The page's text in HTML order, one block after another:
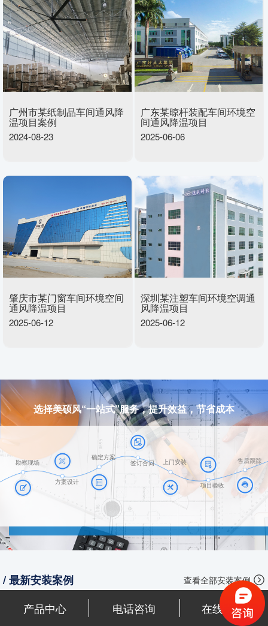
广州市某纸制品车间通风降
温项目案例
2024-08-23
广东某晾杆装配车间环境空
间通风降温项目
2025-06-06
肇庆市某门窗车间环境空间
通风降温项目
2025-06-12
深圳某注塑车间环境空调通
风降温项目
2025-06-12
选择美硕风“一站式”服务，提升效益，节省成本
勘察现场
方案设计
确定方案
签订合同
上门安装
项目验收
售后跟踪
/ 最新安装案例 查看全部安装案例
产品中心 电话咨询 在线咨询